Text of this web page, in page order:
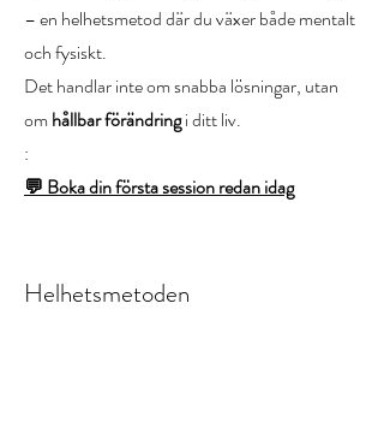
– en helhetsmetod där du växer både mentalt
och fysiskt.
Det handlar inte om snabba lösningar, utan
om hållbar förändringi ditt liv.
:
💬 Boka din första session redan idag
Helhetsmetoden